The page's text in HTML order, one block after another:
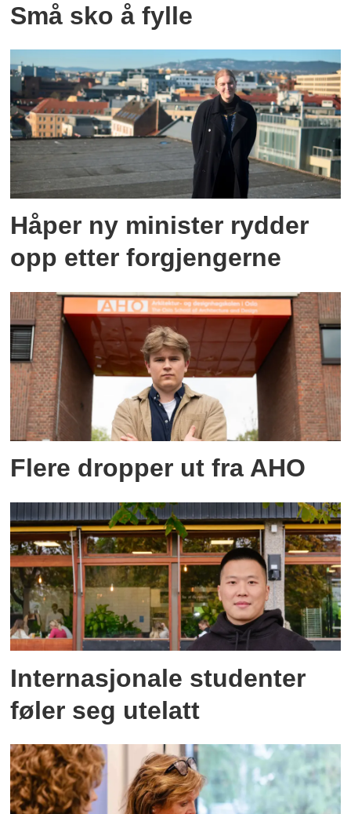
Små sko å fylle
Håper ny minister rydder
opp etter forgjengerne
Flere dropper ut fra AHO
Internasjonale studenter
føler seg utelatt